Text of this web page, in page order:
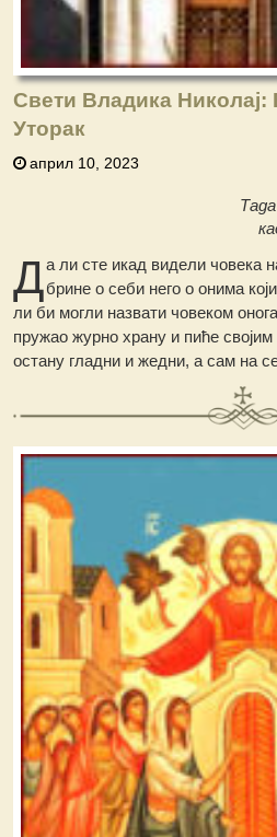
Свети Владика Николај:
Уторак
април 10, 2023
Да ли сте икад видели човека
брине о себи него о онима
ли би могли назвати човеком
пружао журно храну и пиће
остану гладни и жедни, а сам на